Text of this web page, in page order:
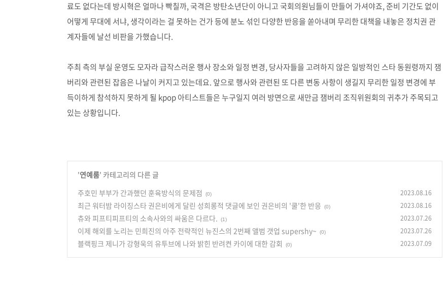
료도 없다는데 방시혁은 얼마나 빡칠까, 국격은 방탄소년단이 아니고 국회의원님들이 만들어 가셔야죠, 준비 기간도 없이
어떻게 무대에 서냐, 생각이라는 걸 못하는 건가 등에 분노 섞인 다양한 반응을 쏟아내며 무리한 대책을 내놓은 정치권 관
계자들에 날선 비판을 가했습니다.
주최 측의 부실 운영도 모자라 급작스러운 행사 장소와 일정 변경, 당사자들을 고려하지 않은 일방적인 스타 동원령까지 잼
버리와 관련된 잡음은 나날이 커지고 있는데요. 앞으로 행사와 관련된 또 다른 변동 사항이 생길지 무리한 일정 변경에 부
득이하게 참석하지 못하게 될 kpop 아티스트들은 누구일지 여러 방면으로 새만금 잼버리 조직위원회의 귀추가 주목되고
있는 상황입니다.
'연예룸' 카테고리의 다른 글
주호민 부부가 간과했던 훈육방식의 문제점
(0) 2023.08.16
최근 워터밤 라이징스타 권은비에게 달린 성희롱적 댓글에 보인 권은비의 '쿨'한 반응 (0) 2023.08.16
츄와 피프티피프티의 소속사와의 싸움은 다르다. (1) 2023.07.26
이제 해외를 노리는 민희진의 아주 전략적인 뉴진스의 2번째 앨범 갯업 supershy~ (0) 2023.07.26
블랙핑크 제니가 강형욱의 유투브에 나와 밝힌 반려켠 카이에 대한 감회 (0) 2023.07.09